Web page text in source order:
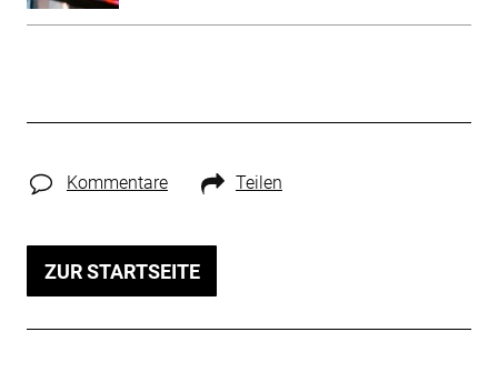
Kommentare Teilen
ZUR STARTSEITE